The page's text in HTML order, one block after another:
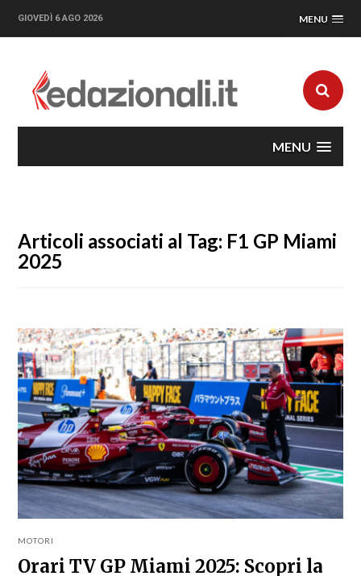
GIOVEDÌ 6 AGO 2026 MENU
MENU
Articoli associati al Tag: F1 GP Miami
2025
MOTORI
Orari TV GP Miami 2025: Scopri la